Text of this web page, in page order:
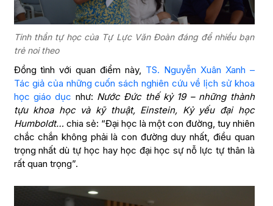
Tinh thần tự học của Tự Lực Văn Đoàn đáng để nhiều bạn
trẻ noi theo
Đồng tình với quan điểm này, TS. Nguyễn Xuân Xanh –
Tác giả của những cuốn sách nghiên cứu về lịch sử khoa
học giáo dục như: Nước Đức thế kỷ 19 – những thành
tựu khoa học và kỹ thuật, Einstein, Kỷ yếu đại học
Humboldt… chia sẻ: “Đại học là một con đường, tuy nhiên
chắc chắn không phải là con đường duy nhất, điều quan
trọng nhất dù tự học hay học đại học sự nỗ lực tự thân là
rất quan trọng”.